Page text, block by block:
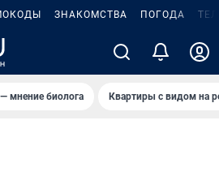
ЗНАКОМСТВА ПОГОДА
мнение биолога Квартиры с видом на